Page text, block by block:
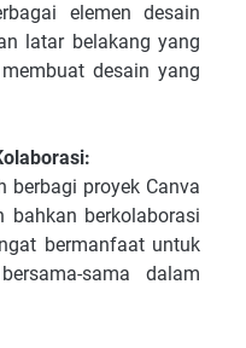
elemen desain
latar belakang yang
desain yang
proyek Canva
berkolaborasi
bermanfaat untuk
sama dalam